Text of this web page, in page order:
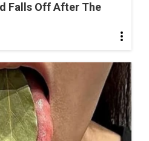
Falls Off After The